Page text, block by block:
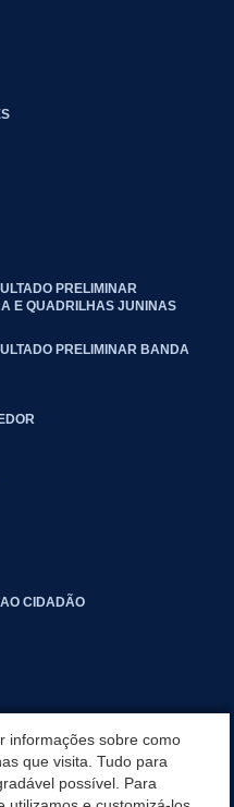
PRELIMINAR
E QUADRILHAS JUNINAS
PRELIMINAR BANDA
CIDADÃO
informações sobre como
que visita. Tudo para
possível. Para